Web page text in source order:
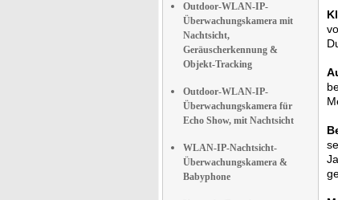
Outdoor-WLAN-IP-
Überwachungskamera mit
Nachtsicht,
Geräuscherkennung &
Objekt-Tracking
Outdoor-WLAN-IP-
Überwachungskamera für
Echo Show, mit Nachtsicht
WLAN-IP-Nachtsicht-
Überwachungskamera &
Babyphone